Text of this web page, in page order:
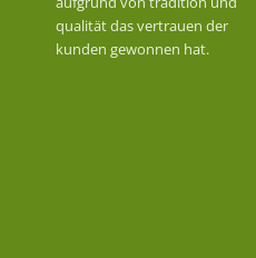
qualität das vertrauen der
kunden gewonnen hat.